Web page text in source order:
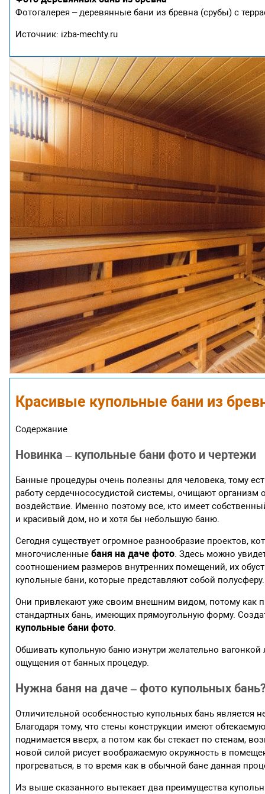
Фотогалерея – деревянные бани из бревна (срубы) с
Источник: izba-mechty.ru
Красивые купольные бани из
Содержание
Новинка – купольные бани фото и чертежи
Банные процедуры очень полезны для человека, тому
работу сердечнососудистой системы, очищают
воздействие. Именно поэтому все, кто имеет
и красивый дом, но и хотя бы небольшую баню.
Сегодня существует огромное разнообразие проектов,
многочисленныебаня на даче фото. Здесь можно
соотношением размеров внутренних помещений, их
купольные бани, которые представляют собой полусферу.
Они привлекают уже своим внешним видом, потому как
стандартных бань, имеющих прямоугольную форму.
купольные бани фото.
Обшивать купольную баню изнутри желательно
ощущения от банных процедур.
Нужна баня на даче – фото купольных
Отличительной особенностью купольных бань является
Благодаря тому, что стены конструкции имеют
поднимается вверх, а потом как бы стекает по стенам,
новой силой рисует воображаемую окружность в
прогреваться, в то время как в обычной бане данная
Из выше сказанного вытекает два преимущества